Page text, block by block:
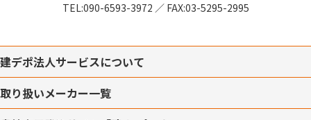
TEL:090-6593-3972 ／ FAX:03-5295-2995
建デポ法人サービスについて
取り扱いメーカー一覧